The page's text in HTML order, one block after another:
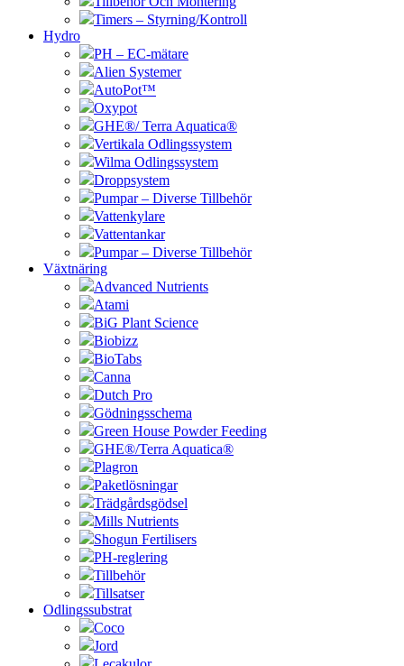
Timers – Styrning/Kontroll
Hydro
PH – EC-mätare
Alien Systemer
AutoPot™
Oxypot
GHE®/ Terra Aquatica®
Vertikala Odlingssystem
Wilma Odlingssystem
Droppsystem
Pumpar – Diverse Tillbehör
Vattenkylare
Vattentankar
Pumpar – Diverse Tillbehör
Växtnäring
Advanced Nutrients
Atami
BiG Plant Science
Biobizz
BioTabs
Canna
Dutch Pro
Gödningsschema
Green House Powder Feeding
GHE®/Terra Aquatica®
Plagron
Paketlösningar
Trädgårdsgödsel
Mills Nutrients
Shogun Fertilisers
PH-reglering
Tillbehör
Tillsatser
Odlingssubstrat
Coco
Jord